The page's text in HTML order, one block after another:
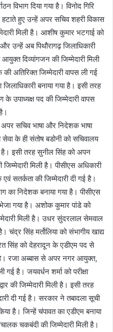
विभाग दिया गया है। विनोद गिरि
हटाते हुए उन्हें अपर सचिव शहरी विकास
मिली है। आशीष कुमार भटगाई को
उन्हें अब पिथौरागढ़ जिलाधिकारी
दिव्यांगजन की जिम्मेदारी मिली
अतिरिक्त जिम्मेदारी वापस ली गई
बनाया गया है। इसी तरह
उपाध्यक्ष पद की जिम्मेदारी वापस
अपर सचिव भाषा और निदेशक भाषा
के ही संतोष बडोनी को सचिवालय
है। इसी तरह सुनील सिंह को अपन
मिली है। पीसीएस अधिकारी
सतर्कता की जिम्मेदारी दी गई है।
का निदेशक बनाया गया है। पीसीएस
भेजा गया है। अशोक कुमार पांडे को
मिली है। उधर सुंदरलाल सेमवाल
चंद्र सिंह मर्तोलिया को संभागीय खाद्य
सिंह को देहरादून के एडीएम पद से
है। रजा अब्बास से अपर नगर आयुक्त,
गई है। जयवर्धन शर्मा को परीक्षा
की जिम्मेदारी मिली है। इसी तरह
दी गई है। सरकार ने तबादला सूची
है। जिन्हें चंपावत का एडीएम बनाया
चकबंदी की जिम्मेदारी मिली है।